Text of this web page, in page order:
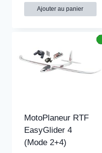
Ajouter au panier
MotoPlaneur RTF
EasyGlider 4
(Mode 2+4)